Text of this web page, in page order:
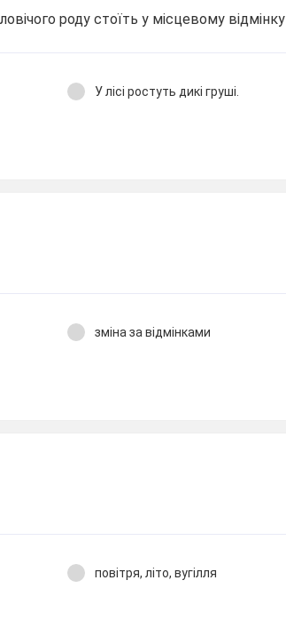
роду стоїть у місцевому відмінку
У лісі ростуть дикі груші.
зміна за відмінками
повітря, літо, вугілля